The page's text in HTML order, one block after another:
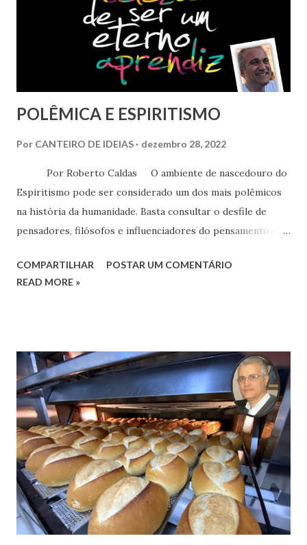
POLÊMICA E ESPIRITISMO
Por CANTEIRO DE IDEIAS dezembro 28, 2022
Por Roberto Caldas O ambiente de nascedouro do
Espiritismo pode ser considerado um dos mais polêmicos
na história da humanidade. Basta consultar o desfile de
pensadores, filósofos e influenciadores do pensamento que
COMPARTILHAR
POSTAR UM COMENTÁRIO
READ MORE »